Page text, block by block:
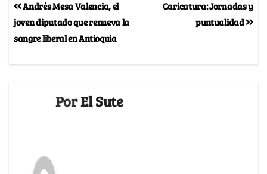
Caricatura: Jornadas y
puntualidad
Andrés Mesa Valencia, el
joven diputado que renueva la
sangre liberal en Antioquia
PorEl Sute